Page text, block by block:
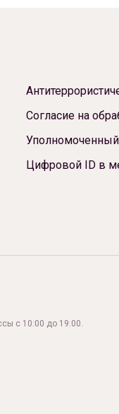
Согласие на
Цифровой ID в
с 10:00 до 19:00.